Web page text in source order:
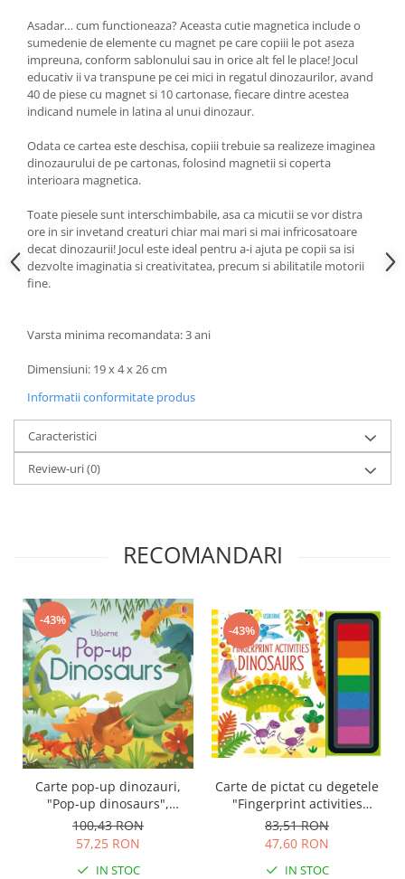
Asadar… cum functioneaza? Aceasta cutie magnetica include o
sumedenie de elemente cu magnet pe care copiii le pot aseza
impreuna, conform sablonului sau in orice alt fel le place! Jocul
educativ ii va transpune pe cei mici in regatul dinozaurilor, avand
40 de piese cu magnet si 10 cartonase, fiecare dintre acestea
indicand numele in latina al unui dinozaur.
Odata ce cartea este deschisa, copiii trebuie sa realizeze imaginea
dinozaurului de pe cartonas, folosind magnetii si coperta
interioara magnetica.
Toate piesele sunt interschimbabile, asa ca micutii se vor distra
ore in sir invetand creaturi chiar mai mari si mai infricosatoare
decat dinozaurii! Jocul este ideal pentru a-i ajuta pe copii sa isi
dezvolte imaginatia si creativitatea, precum si abilitatile motorii
fine.
Varsta minima recomandata: 3 ani
Dimensiuni: 19 x 4 x 26 cm
Informatii conformitate produs
Caracteristici
Review-uri(0)
RECOMANDARI
-43%
Carte pop-up dinozauri,
"Pop-up dinosaurs",
Usborne
100,43 RON
57,25 RON
IN STOC
-43%
Carte de pictat cu degetele
"Fingerprint activities
Dinosaurs", Usborne
83,51 RON
47,60 RON
IN STOC